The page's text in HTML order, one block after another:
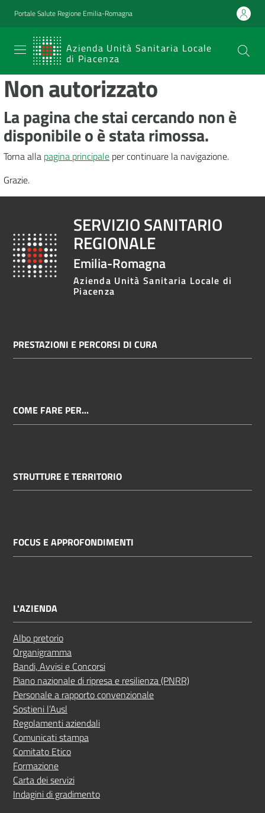
Vai al contenuto
Vai alla navigazione
Vai al footer
Portale Salute Regione Emilia-Romagna
Azienda Unità Sanitaria Locale
di Piacenza
SERVIZIO
SANITARIO
REGIONALE
Emilia-
Romagna
Azienda Unità
Sanitaria Locale
di Piacenza
percorsi
di
cura
per...
e
territorio
a
Costruiamo
Salute
Novità
Scuole
Imprese
ed Enti
Seguici
su
Non autorizzato
La pagina che stai cercando non è
disponibile o è stata rimossa.
Torna alla pagina principale per continuare la navigazione.
Grazie.
SERVIZIO SANITARIO
REGIONALE
Emilia-Romagna
Azienda Unità Sanitaria Locale di
Piacenza
PRESTAZIONI E PERCORSI DI CURA
COME FARE PER...
STRUTTURE E TERRITORIO
FOCUS E APPROFONDIMENTI
L'AZIENDA
Albo pretorio
Organigramma
Bandi, Avvisi e Concorsi
Piano nazionale di ripresa e resilienza (PNRR)
Personale a rapporto convenzionale
Sostieni l’Ausl
Regolamenti aziendali
Comunicati stampa
Comitato Etico
Formazione
Carta dei servizi
Indagini di gradimento